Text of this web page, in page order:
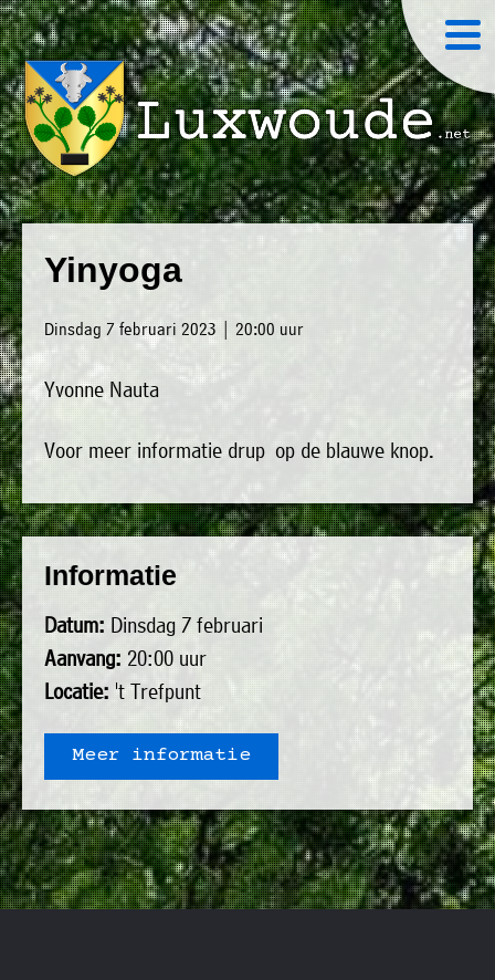
Yinyoga
Dinsdag 7 februari 2023 | 20:00 uur
Yvonne Nauta
Voor meer informatie drup op de blauwe knop.
Informatie
Datum: Dinsdag 7 februari
Aanvang: 20:00 uur
Locatie: 't Trefpunt
Meer informatie
»
Home
»
Nieuws
Agenda
Verenigingen
Bedrijven
Plaatselijk
belang
Informatie
»
't
Trefpunt
Luxwoude.net
website@luxwoude.net
Plaatselijk
belang
moment
bestaat
het
uit
volgende
Voorzitter
vacant
Michiel
Penningmeester
vacant
Algemeen
Anco
Algemeen
lid
Ids
de
Haan